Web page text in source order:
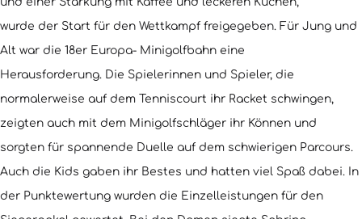
wurde der Start für den Wettkampf freigegeben. Für Jung und
Alt war die 18er Europa- Minigolfbahn eine
Herausforderung. Die Spielerinnen und Spieler, die
normalerweise auf dem Tenniscourt ihr Racket schwingen,
zeigten auch mit dem Minigolfschläger ihr Können und
sorgten für spannende Duelle auf dem schwierigen Parcours.
Auch die Kids gaben ihr Bestes und hatten viel Spaß dabei. In
der Punktewertung wurden die Einzelleistungen für den